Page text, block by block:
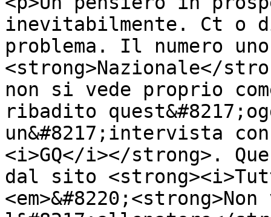
inevitabilmente. Ct o
problema. Il numero
<strong>Nazionale</
non si vede proprio
ribadito
un&#8217;intervista
<i>GQ</i></strong>.
dal sito